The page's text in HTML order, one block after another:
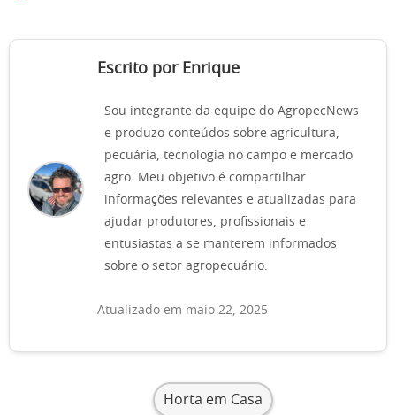
Escrito por Enrique
Sou integrante da equipe do AgropecNews
e produzo conteúdos sobre agricultura,
pecuária, tecnologia no campo e mercado
agro. Meu objetivo é compartilhar
informações relevantes e atualizadas para
ajudar produtores, profissionais e
entusiastas a se manterem informados
sobre o setor agropecuário.
Atualizado em maio 22, 2025
Horta em Casa